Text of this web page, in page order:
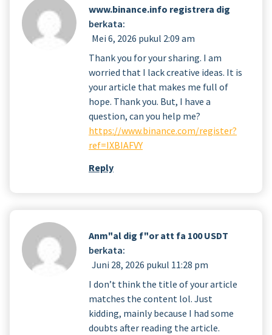
www.binance.info registrera dig
berkata:
Mei 6, 2026 pukul 2:09 am
Thank you for your sharing. I am
worried that I lack creative ideas. It is
your article that makes me full of
hope. Thank you. But, I have a
question, can you help me?
https://www.binance.com/register?
ref=IXBIAFVY
Reply
Anm"al dig f"or att fa 100 USDT
berkata:
Juni 28, 2026 pukul 11:28 pm
I don’t think the title of your article
matches the content lol. Just
kidding, mainly because I had some
doubts after reading the article.